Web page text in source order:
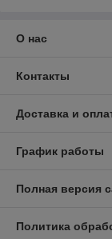
О нас
Контакты
Доставка и
График работы
Полная версия
Политика